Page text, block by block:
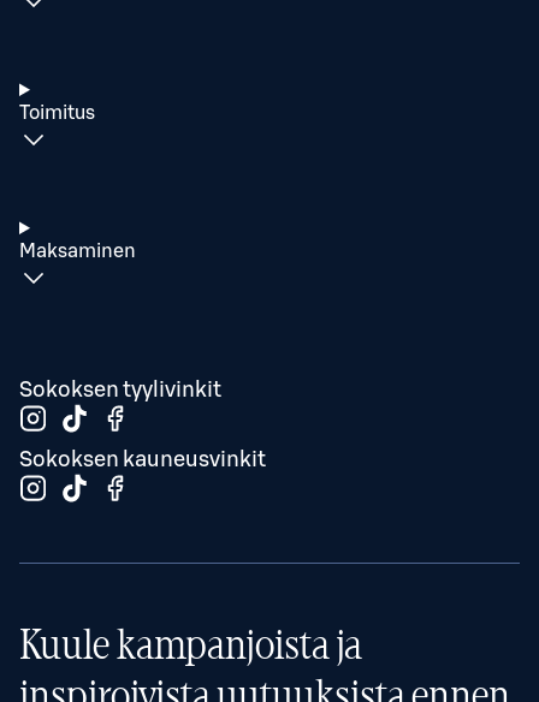
Toimitus
Maksaminen
Sokoksen tyylivinkit
Sokoksen kauneusvinkit
Kuule kampanjoista ja